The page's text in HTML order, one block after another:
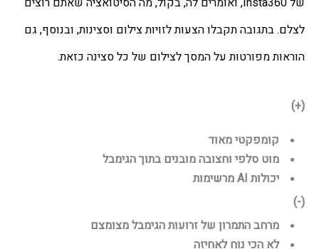
הוראות מפורטות על המסך לצילום של כל סצינה כזאת.
(+)
קומפקטי מאוד
מוט סלפי וחצובה מובנים בתוך הגימבל
יכולות AI מרשימות
(-)
מרחב התמרון של זרועות הגימבל מצומצם
לא הכי נוח לאחיזה